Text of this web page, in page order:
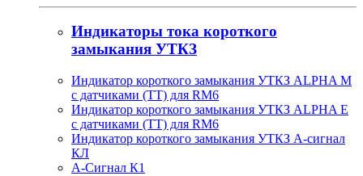
Индикаторы тока короткого
замыкания УТКЗ
Индикатор короткого замыкания УТКЗ ALPHA M
с датчиками (ТТ) для RM6
Индикатор короткого замыкания УТКЗ ALPHA E
с датчиками (ТТ) для RM6
Индикатор короткого замыкания УТКЗ А-сигнал
КЛ
А-Сигнал К1